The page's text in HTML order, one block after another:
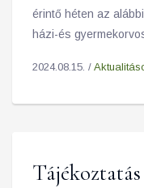
érintő héten az
házi-és
2024.08.15. /